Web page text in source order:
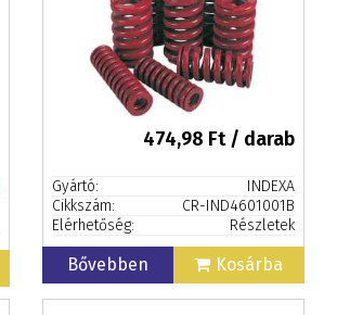
474,98 Ft / darab
Gyártó:
INDEXA
Cikkszám:
CR-IND4601001B
Elérhetőség:
Részletek
Bővebben Kosárba